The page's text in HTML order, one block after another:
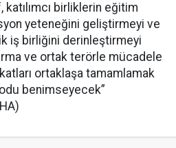
katılımcı birliklerin eğitim
yeteneğini geliştirmeyi ve
iş birliğini derinleştirmeyi
ve ortak terörle mücadele
ortaklaşa tamamlamak
benimseyecek”